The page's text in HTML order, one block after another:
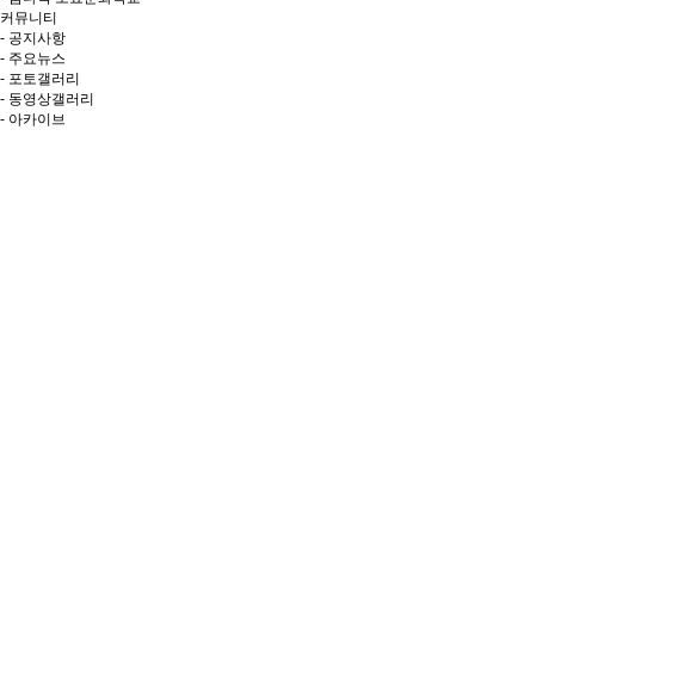
커뮤니티
- 공지사항
- 주요뉴스
- 포토갤러리
- 동영상갤러리
- 아카이브